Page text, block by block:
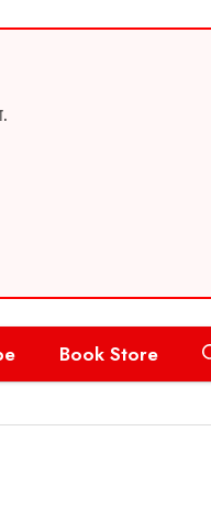
Book Store